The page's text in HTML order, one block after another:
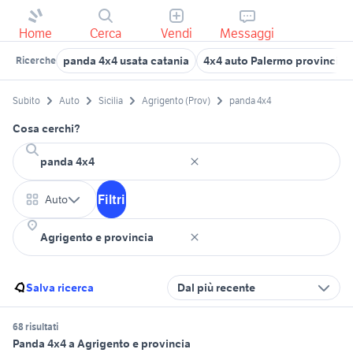
Home Cerca Vendi Messaggi
Ricerche panda 4x4 usata catania 4x4 auto Palermo provincia
Subito Auto Sicilia Agrigento (Prov) panda 4x4
Cosa cerchi?
Auto Filtri
Salva ricerca Dal più recente
68 risultati
Panda 4x4 a Agrigento e provincia